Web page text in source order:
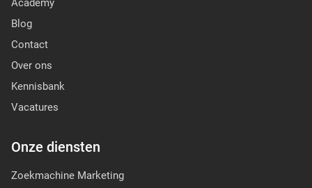
Blog
Contact
Over ons
Kennisbank
Vacatures
Onze diensten
Zoekmachine Marketing